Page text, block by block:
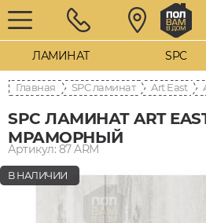
ЛАМИНАТ SPC
Главная SPC ламинат Art East
SPC ЛАМИНАТ ART
МРАМОРНЫЙ
Артикул: 87 ARM
В НАЛИЧИИ